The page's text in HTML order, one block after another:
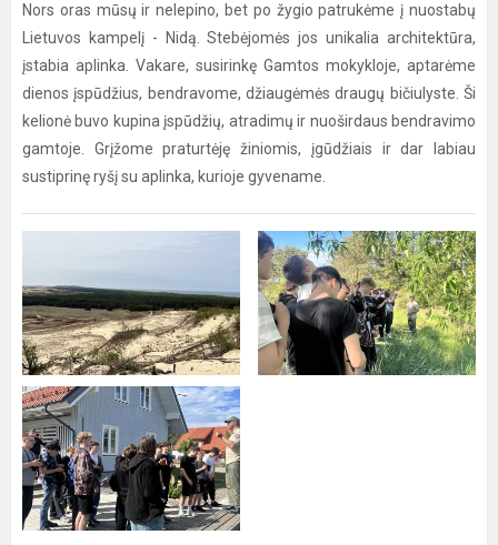
Nors oras mūsų ir nelepino, bet po žygio patrukėme į nuostabų
Lietuvos kampelį - Nidą. Stebėjomės jos unikalia architektūra,
įstabia aplinka. Vakare, susirinkę Gamtos mokykloje, aptarėme
dienos įspūdžius, bendravome, džiaugėmės draugų bičiulyste. Ši
kelionė buvo kupina įspūdžių, atradimų ir nuoširdaus bendravimo
gamtoje. Grįžome praturtėję žiniomis, įgūdžiais ir dar labiau
sustiprinę ryšį su aplinka, kurioje gyvename.